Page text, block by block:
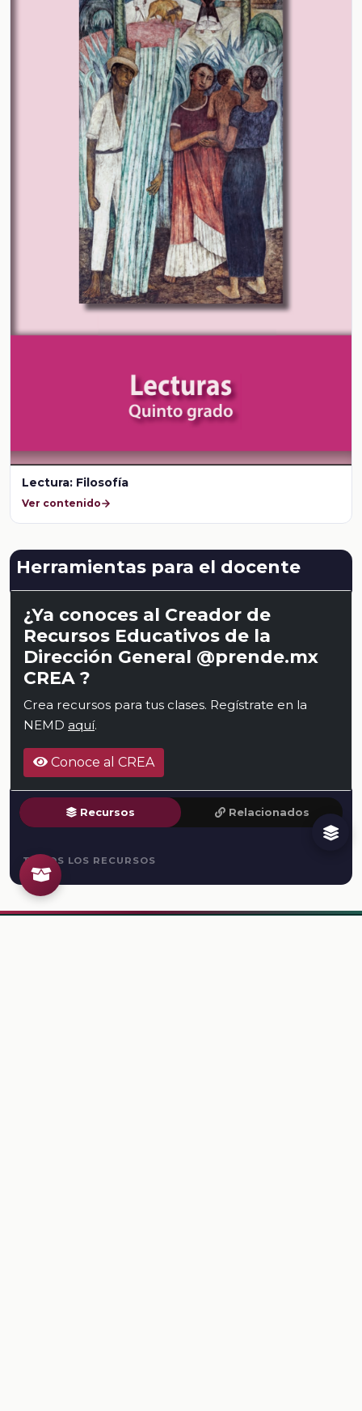
Lectura: Filosofía
Ver contenido
Herramientas para el docente
¿Ya conoces al Creador de
Recursos Educativos de la
Dirección General @prende.mx
CREA ?
Crea recursos para tus clases. Regístrate en la
NEMD aquí.
Conoce al CREA
Recursos Relacionados
TODOS LOS RECURSOS